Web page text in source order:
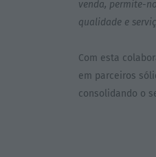
venda, permite-
qualidade e
Com esta
em parceiros
consolidando o